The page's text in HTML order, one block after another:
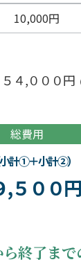
10,000円
４,０００円
総費用
計①＋小計②）
,５００円
終了まで